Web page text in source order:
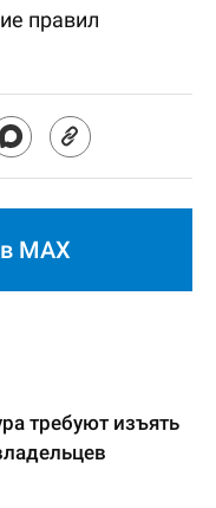
правил
MAX
требуют изъять